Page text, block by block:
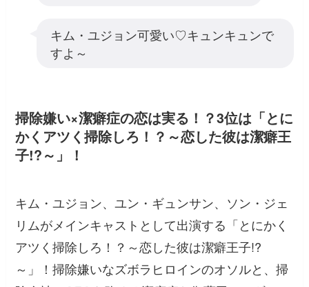
キム・ユジョン可愛い♡キュンキュンで
すよ～
掃除嫌い×潔癖症の恋は実る！？3位は「とに
かくアツく掃除しろ！？～恋した彼は潔癖王
子!?～」！
キム・ユジョン、ユン・ギュンサン、ソン・ジェ
リムがメインキャストとして出演する「とにかく
アツく掃除しろ！？～恋した彼は潔癖王子!?
～」！掃除嫌いなズボラヒロインのオソルと、掃